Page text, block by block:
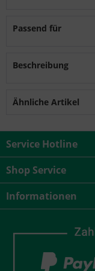
Passend für
Beschreibung
Ähnliche Artikel
Service Hotline
Shop Service
Informationen